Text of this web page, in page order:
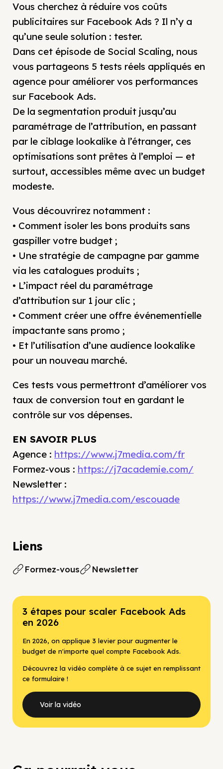
Vous cherchez à réduire vos coûts
publicitaires sur Facebook Ads ? Il n’y a
qu’une seule solution : tester.
Dans cet épisode de Social Scaling, nous
vous partageons 5 tests réels appliqués en
agence pour améliorer vos performances
sur Facebook Ads.
De la segmentation produit jusqu’au
paramétrage de l’attribution, en passant
par le ciblage lookalike à l’étranger, ces
optimisations sont prêtes à l’emploi — et
surtout, accessibles même avec un budget
modeste.
Vous découvrirez notamment :
• Comment isoler les bons produits sans
gaspiller votre budget ;
• Une stratégie de campagne par gamme
via les catalogues produits ;
• L’impact réel du paramétrage
d’attribution sur 1 jour clic ;
• Comment créer une offre événementielle
impactante sans promo ;
• Et l’utilisation d’une audience lookalike
pour un nouveau marché.
Ces tests vous permettront d’améliorer vos
taux de conversion tout en gardant le
contrôle sur vos dépenses.
EN SAVOIR PLUS
Agence : https://www.j7media.com/fr
Formez-vous : https://j7academie.com/
Newsletter :
https://www.j7media.com/escouade
Liens
Formez-vous Newsletter
3 étapes pour scaler Facebook Ads
en 2026
En 2026, on applique 3 levier pour augmenter le
budget de n'importe quel compte Facebook Ads.
Découvrez la vidéo complète à ce sujet en remplissant
ce formulaire !
Voir la vidéo